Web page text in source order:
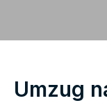
Umzug